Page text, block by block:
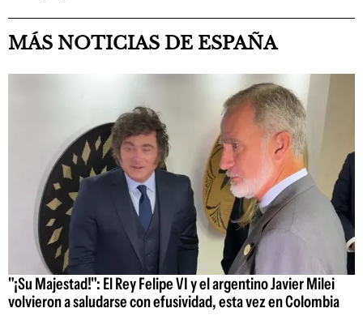
MÁS NOTICIAS DE ESPAÑA
"¡Su Majestad!": El Rey Felipe VI y el argentino Javier Milei
volvieron a saludarse con efusividad, esta vez en Colombia